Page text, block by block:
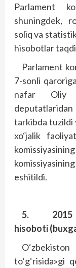
Parlament
shuningdek,
soliq va
hisobotlar
Parlament
7-sonli
nafar Oliy
tarkibda tuzildi
xo‘jalik
eshitildi.
5.
hisoboti
to‘g‘risida»gi